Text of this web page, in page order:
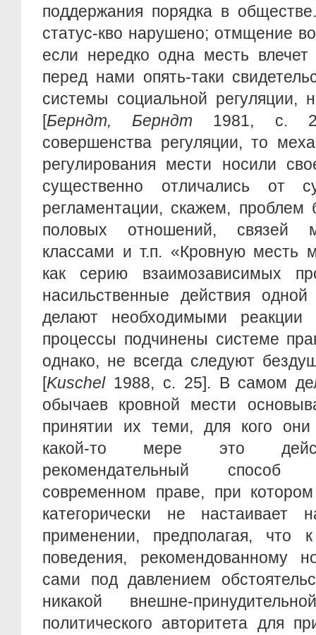
поддержания порядка в
статус-кво нарушено; отмщение
если нередко одна месть
перед нами опять-таки
системы социальной регуляции,
[Берндт, Берндт 1981, с.
совершенства регуляции, то
регулирования мести носили
существенно отличались от
регламентации, скажем, проблем
половых отношений, связей
классами и т.п. «Кровную месть
как серию взаимозависимых
насильственные действия
делают необходимыми реакции
процессы подчинены системе
однако, не всегда следуют
[Kuschel1988, с. 25]. В самом
обычаев кровной мести
принятии их теми, для кого они
какой-то мере это
рекомендательный способ
современном праве, при
категорически не настаивает
применении, предполагая, что
поведения, рекомендованному
сами под давлением
никакой внешне-
политического авторитета для